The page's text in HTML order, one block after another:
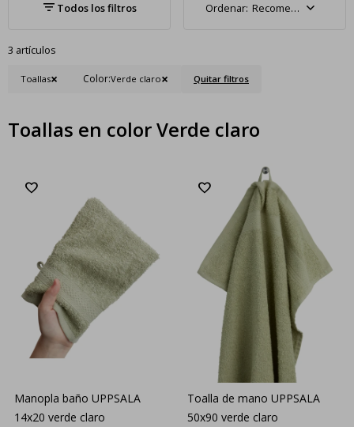
Recomendados
3 artículos
Toallas Color:Verde claro Quitar filtros
Toallas en color Verde claro
Manopla baño UPPSALA
14x20 verde claro
Toalla de mano UPPSALA
50x90 verde claro